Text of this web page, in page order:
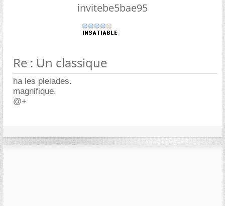
invitebe5bae95
Re : Un classique
ha les pleiades.
magnifique.
@+